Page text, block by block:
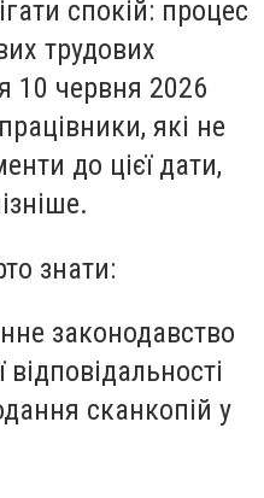
спокій: процес
трудових
10 червня 2026
які не
до цієї дати,
знати:
законодавство
сканкопій у